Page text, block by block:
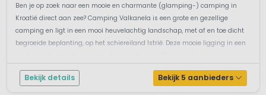
Ben je op zoek naar een mooie en charmante (glamping-) camping in
Kroatië direct aan zee? Camping Valkanela is een grote en gezellige
camping en ligt in een mooi heuvelachtig landschap, met af en toe dicht
begroeide beplanting, op het schiereiland Istrië. Deze mooie ligging in een
Bekijk details Bekijk 5 aanbieders